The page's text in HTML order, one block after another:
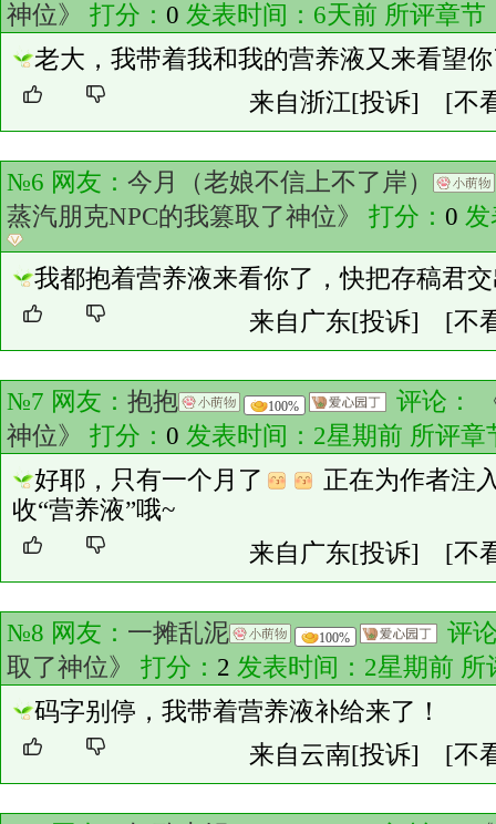
神位》
打分： 0 发表时间：6天前 所评章节
老大，我带着我和我的营养液又来看望
来自浙江[投诉] [不
№6 网友： 今月（老娘不信上不了岸）
蒸汽朋克NPC的我篡取了神位》
打分： 0 发
我都抱着营养液来看你了，快把存稿君
来自广东[投诉] [不
№7 网友： 抱抱 100% 评论：
神位》
打分： 0 发表时间：2星期前 所评章
好耶，只有一个月了
正在为作者注
收“营养液”哦~
来自广东[投诉] [不
№8 网友： 一摊乱泥 100%
评
取了神位》
打分： 2 发表时间：2星期前 所
码字别停，我带着营养液补给来了！
来自云南[投诉] [不